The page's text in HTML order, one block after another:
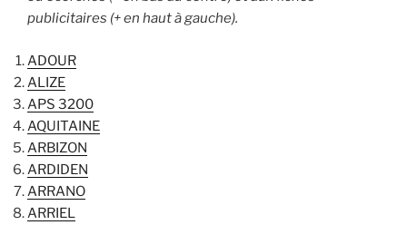
publicitaires (+ en haut à gauche).
ADOUR
ALIZE
APS 3200
AQUITAINE
ARBIZON
ARDIDEN
ARRANO
ARRIEL